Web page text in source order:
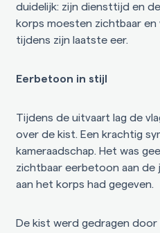
duidelijk: zijn diensttijd en
korps moesten zichtbaar en
tijdens zijn laatste eer.
Eerbetoon in stijl
Tijdens de uitvaart lag de
over de kist. Een krachtig
kameraadschap. Het was
zichtbaar eerbetoon aan de
aan het korps had gegeven.
De kist werd gedragen door